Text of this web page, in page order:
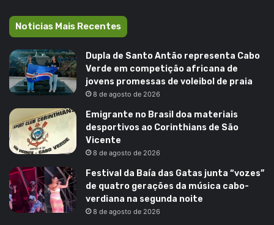
Noticias Mais Recentes
Dupla de Santo Antão representa Cabo
Verde em competição africana de
jovens promessas de voleibol de praia
8 de agosto de 2026
Emigrante no Brasil doa materiais
desportivos ao Corinthians de São
Vicente
8 de agosto de 2026
Festival da Baía das Gatas junta “vozes”
de quatro gerações da música cabo-
verdiana na segunda noite
8 de agosto de 2026